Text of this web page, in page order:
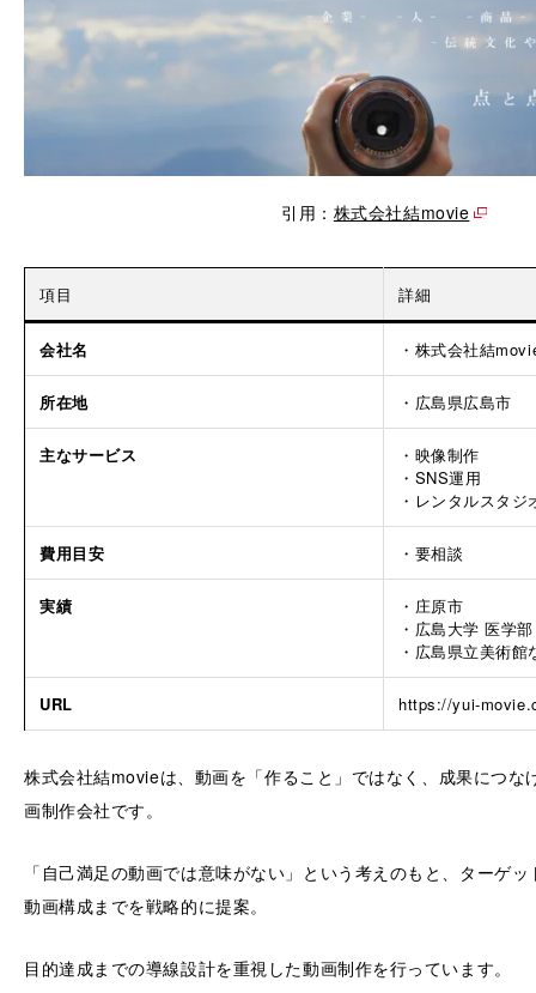
引用： 株式会社結movie
項目 詳細
会社名 ・株式会社結
所在地 ・広島県広島市
主なサービス
・映像制作
・SNS運用
・レンタルスタジ
費用目安 ・要相談
実績
・庄原市
・広島大学 医学
・広島県立美術館
URL https://yui-
株式会社結movieは、動画を「作ること」ではなく、成果につな
画制作会社です。
「自己満足の動画では意味がない」という考えのもと、ターゲ
動画構成までを戦略的に提案。
目的達成までの導線設計を重視した動画制作を行っています。